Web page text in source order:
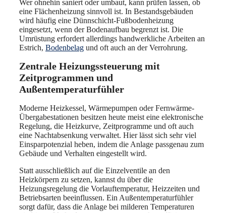
Wer ohnehin saniert oder umbaut, kann prüfen lassen, ob
eine Flächenheizung sinnvoll ist. In Bestandsgebäuden
wird häufig eine Dünnschicht-Fußbodenheizung
eingesetzt, wenn der Bodenaufbau begrenzt ist. Die
Umrüstung erfordert allerdings handwerkliche Arbeiten an
Estrich, Bodenbelag und oft auch an der Verrohrung.
Zentrale Heizungssteuerung mit
Zeitprogrammen und
Außentemperaturfühler
Moderne Heizkessel, Wärmepumpen oder Fernwärme-
Übergabestationen besitzen heute meist eine elektronische
Regelung, die Heizkurve, Zeitprogramme und oft auch
eine Nachtabsenkung verwaltet. Hier lässt sich sehr viel
Einsparpotenzial heben, indem die Anlage passgenau zum
Gebäude und Verhalten eingestellt wird.
Statt ausschließlich auf die Einzelventile an den
Heizkörpern zu setzen, kannst du über die
Heizungsregelung die Vorlauftemperatur, Heizzeiten und
Betriebsarten beeinflussen. Ein Außentemperaturfühler
sorgt dafür, dass die Anlage bei milderen Temperaturen